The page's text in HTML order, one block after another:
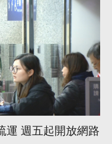
運 週五起開放網路